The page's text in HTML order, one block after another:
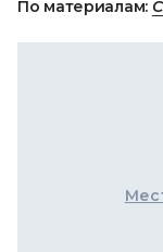
По материалам: